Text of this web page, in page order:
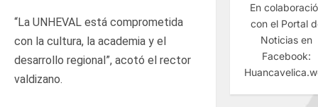
“La UNHEVAL está comprometida
con la cultura, la academia y el
desarrollo regional”, acotó el rector
valdizano.
En
con el Portal
Noticias en
Facebook: